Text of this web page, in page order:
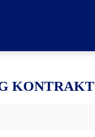
KONTRAKT